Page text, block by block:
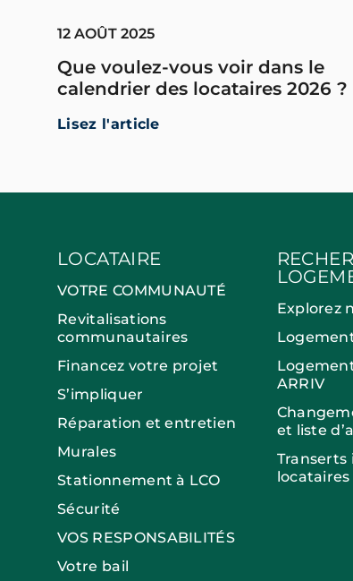
12 AOÛT 2025
Que voulez-vous voir dans le
calendrier des locataires 2026 ?
Lisez l'article
LOCATAIRE
VOTRE COMMUNAUTÉ
Revitalisations
communautaires
Financez votre projet
S’impliquer
Réparation et entretien
Murales
Stationnement à LCO
Sécurité
VOS RESPONSABILITÉS
Votre bail
Explorez
ARRIV
et liste
Transerts
locataires